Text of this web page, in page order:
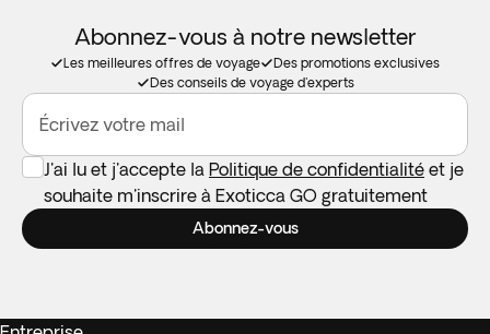
Abonnez-vous à notre newsletter
Les meilleures offres de voyage
Des promotions exclusives
Des conseils de voyage d'experts
Écrivez votre mail
J'ai lu et j'accepte la Politique de confidentialité et je
souhaite m'inscrire à Exoticca GO gratuitement
Abonnez-vous